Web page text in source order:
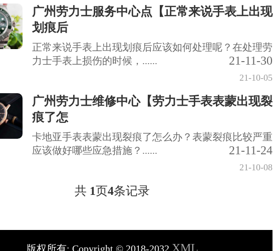
广州劳力士服务中心点【正常来说手表上出现
划痕后
正常来说手表上出现划痕后应该如何处理呢？在处理劳
力士手表上损伤的时候，......
21-11-30
21-10-05
广州劳力士维修中心【劳力士手表表蒙出现裂
痕了怎
卡地亚手表表蒙出现裂痕了怎么办？表蒙裂痕比较严重
应该做好哪些应急措施？......
21-11-24
21-10-08
共 1页4条记录
版权所有: Copyright © 2018-2032 XML